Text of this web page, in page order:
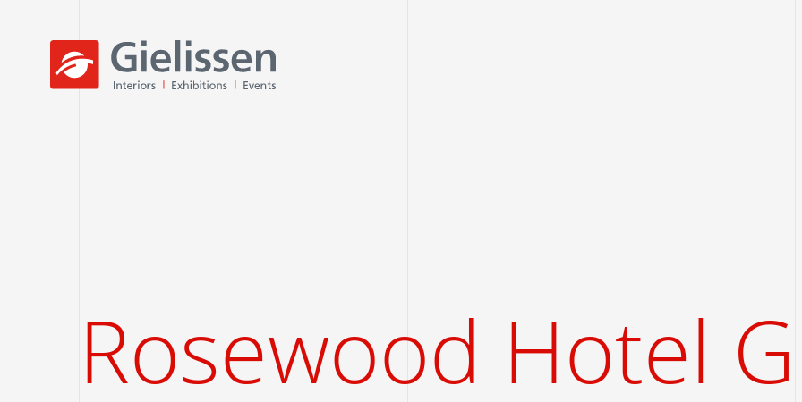
Rosewood Hotel